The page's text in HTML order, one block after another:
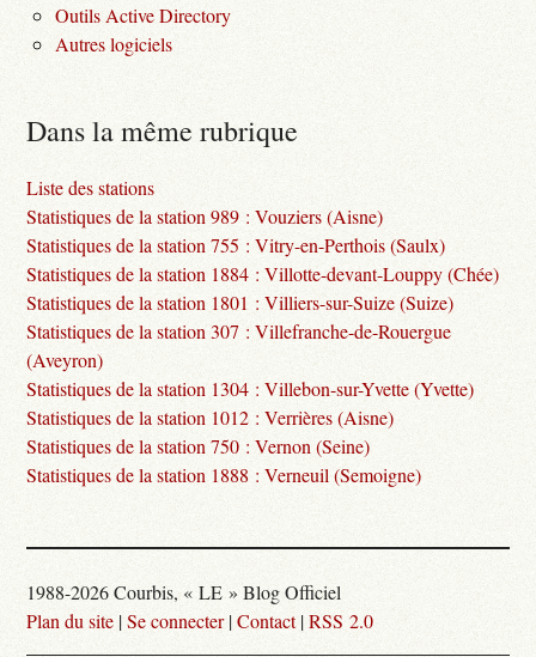
Outils Active Directory
Autres logiciels
Dans la même rubrique
Liste des stations
Statistiques de la station 989 : Vouziers (Aisne)
Statistiques de la station 755 : Vitry-en-Perthois (Saulx)
Statistiques de la station 1884 : Villotte-devant-Louppy (Chée)
Statistiques de la station 1801 : Villiers-sur-Suize (Suize)
Statistiques de la station 307 : Villefranche-de-Rouergue
(Aveyron)
Statistiques de la station 1304 : Villebon-sur-Yvette (Yvette)
Statistiques de la station 1012 : Verrières (Aisne)
Statistiques de la station 750 : Vernon (Seine)
Statistiques de la station 1888 : Verneuil (Semoigne)
1988-2026 Courbis, « LE » Blog Officiel
Plan du site |Se connecter|Contact|RSS 2.0